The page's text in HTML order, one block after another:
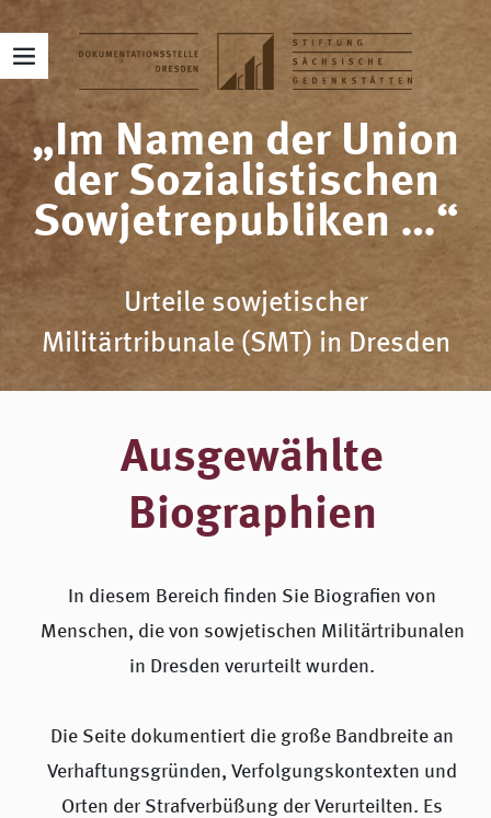
„Im Namen der Union
der Sozialistischen
Sowjetrepubliken …“
Urteile sowjetischer
Militärtribunale (SMT) in Dresden
Ausgewählte
Biographien
In diesem Bereich finden Sie Biografien von
Menschen, die von sowjetischen Militärtribunalen
in Dresden verurteilt wurden.
Die Seite dokumentiert die große Bandbreite an
Verhaftungsgründen, Verfolgungskontexten und
Orten der Strafverbüßung der Verurteilten. Es